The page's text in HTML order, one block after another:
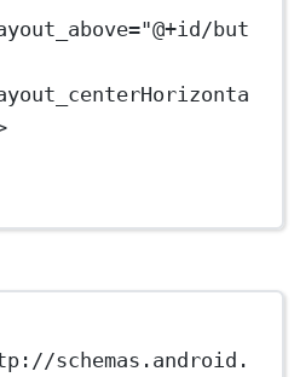
="@+id/but
schemas.android.